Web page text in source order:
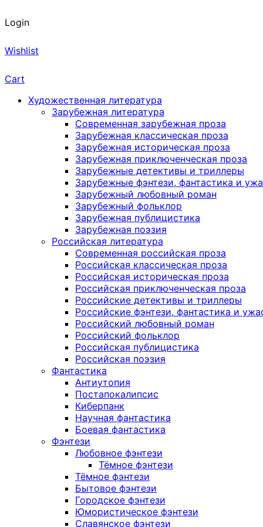
Login
Wishlist
Cart
Художественная литература
Зарубежная литература
Современная зарубежная проза
Зарубежная классическая проза
Зарубежная историческая проза
Зарубежная приключенческая проза
Зарубежные детективы и триллеры
Зарубежные фэнтези, фантастика и
Зарубежный любовный роман
Зарубежный фольклор
Зарубежная публицистика
Зарубежная поэзия
Российская литература
Современная российская проза
Российская классическая проза
Российская историческая проза
Российская приключенческая проза
Российские детективы и триллеры
Российские фэнтези, фантастика и
Российский любовный роман
Российский фольклор
Российская публицистика
Российская поэзия
Фантастика
Антиутопия
Постапокалипсис
Киберпанк
Научная фантастика
Боевая фантастика
Фэнтези
Любовное фэнтези
Тёмное фэнтези
Тёмное фэнтези
Бытовое фэнтези
Городское фэнтези
Юмористическое фэнтези
Славянское фэнтези